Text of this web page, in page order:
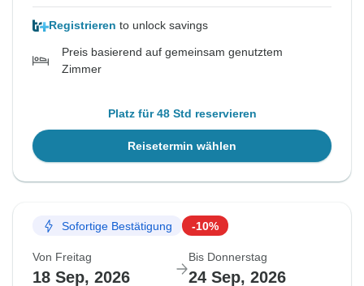
Registrieren to unlock savings
Preis basierend auf gemeinsam genutztem
Zimmer
Platz für 48 Std reservieren
Reisetermin wählen
Sofortige Bestätigung -10%
Von Freitag
18 Sep, 2026
Bis Donnerstag
24 Sep, 2026